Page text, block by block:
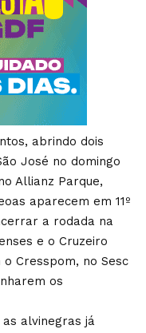
abrindo dois
José no domingo
Allianz Parque,
aparecem em 11º
a rodada na
e o Cruzeiro
o Cresspom, no Sesc
os
alvinegras já